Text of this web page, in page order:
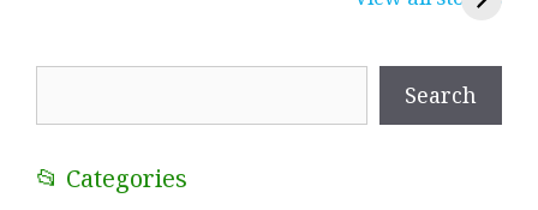
Search
📂 Categories